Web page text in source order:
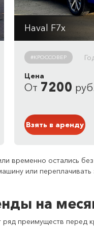
Haval F7x
2000 см3/ 190 л/с
Привод: полный
Кузов: Кроссовер
#КРОССОВЕР
Цена
От 7200
Взять в аренду
временно остались
или
на
преимуществ перед